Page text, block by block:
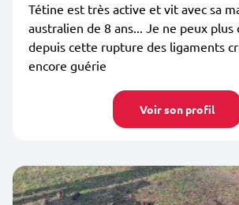
Tétine est très active et vit avec sa
australien de 8 ans... Je ne peux plus
depuis cette rupture des ligaments
encore guérie
Voir son profil